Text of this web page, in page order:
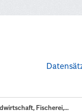
Fischerei,...